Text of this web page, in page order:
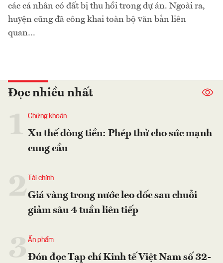
các cá nhân có đất bị thu hồi trong dự án. Ngoài ra,
huyện cũng đã công khai toàn bộ văn bản liên
quan…
Đọc nhiều nhất
Chứng khoán
Xu thế dòng tiền: Phép thử cho sức mạnh
cung cầu
2 Tài chính
Giá vàng trong nước leo dốc sau chuỗi
giảm sâu 4 tuần liên tiếp
Ấn phẩm
Đón đọc Tạp chí Kinh tế Việt Nam số 32-